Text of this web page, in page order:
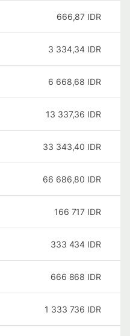
666,87 IDR
3 334,34 IDR
6 668,68 IDR
13 337,36 IDR
33 343,40 IDR
66 686,80 IDR
166 717 IDR
333 434 IDR
666 868 IDR
1 333 736 IDR